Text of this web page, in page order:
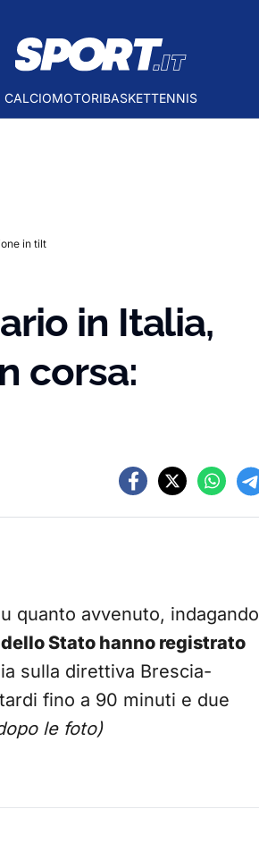
CALCIOMOTORIBASKETTENNIS
in tilt
in Italia,
corsa:
quanto avvenuto, indagando
Stato hanno registrato
sulla direttiva Brescia-
fino a 90 minuti e due
le foto)